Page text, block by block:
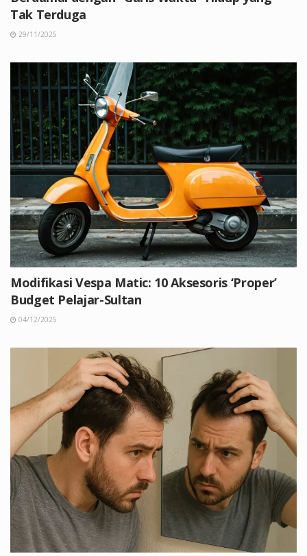
Tak Terduga
29/11/2025
Modifikasi Vespa Matic: 10 Aksesoris ‘Proper’
Budget Pelajar-Sultan
04/12/2025